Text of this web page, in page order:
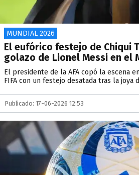
MUNDIAL 2026
El eufórico festejo de Chiqui
golazo de Lionel Messi en el
El presidente de la AFA copó la escena
FIFA con un festejo desatada tras la joya
Publicado: 17-06-2026 12:53